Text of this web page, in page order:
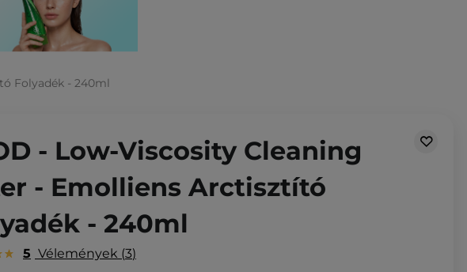
Folyadék - 240ml
- Low-Viscosity Cleaning
- Emolliens Arctisztító
- 240ml
5 Vélemények 3